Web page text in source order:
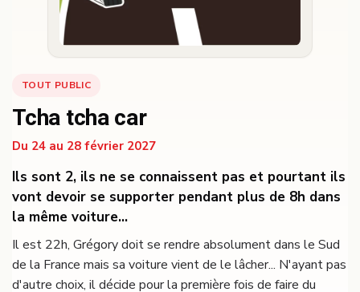
TOUT PUBLIC
Tcha tcha car
Du 24 au 28 février 2027
Ils sont 2, ils ne se connaissent pas et pourtant ils
vont devoir se supporter pendant plus de 8h dans
la même voiture...
Il est 22h, Grégory doit se rendre absolument dans le Sud
de la France mais sa voiture vient de le lâcher... N'ayant pas
d'autre choix, il décide pour la première fois de faire du